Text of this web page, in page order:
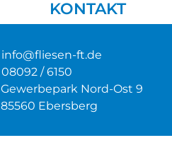
KONTAKT
info@fliesen-ft.de
08092 / 6150
Gewerbepark Nord-Ost 9
85560 Ebersberg